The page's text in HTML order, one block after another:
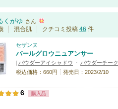
くがゆ さん
混合肌 クチコミ投稿 46 件
セザンヌ
パールグロウニュアンサー
[ パウダーアイシャドウ ・ パウダーチーク
税込価格：660円
発売日：2023/2/10
6 購入品